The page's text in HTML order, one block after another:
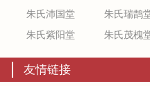
青海朱氏
黑龙江朱氏
湖南朱氏
广东朱氏
西藏朱氏
朱氏沛国堂
朱氏瑞鹊
朱氏紫阳堂
朱氏茂槐
友情链接